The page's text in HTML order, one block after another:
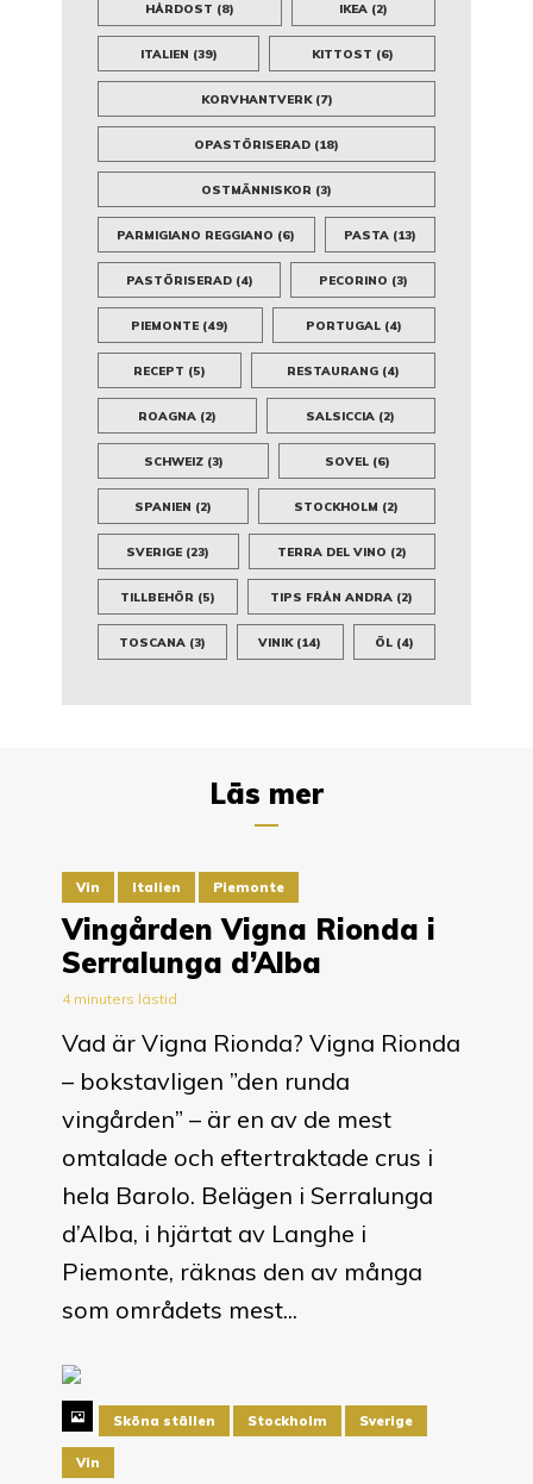
HÅRDOST (8) IKEA (2)
ITALIEN (39) KITTOST (6)
KORVHANTVERK(7)
OPASTÖRISERAD (18)
OSTMÄNNISKOR (3)
PARMIGIANO REGGIANO (6) PASTA(13)
PASTÖRISERAD(4) PECORINO (3)
PIEMONTE (49) PORTUGAL(4)
RECEPT (5) RESTAURANG (4)
ROAGNA(2) SALSICCIA (2)
SCHWEIZ(3) SOVEL(6)
SPANIEN (2) STOCKHOLM (2)
SVERIGE (23) TERRA DEL VINO (2)
TILLBEHÖR (5) TIPS FRÅN ANDRA (2)
TOSCANA (3) VINIK(14) ÖL(4)
Läs mer
Vin Italien Piemonte
Vingården Vigna Rionda i
Serralunga d’Alba
4 minuters lästid
Vad är Vigna Rionda? Vigna Rionda
– bokstavligen ”den runda
vingården” – är en av de mest
omtalade och eftertraktade crus i
hela Barolo. Belägen i Serralunga
d’Alba, i hjärtat av Langhe i
Piemonte, räknas den av många
som områdets mest...
Sköna ställen Stockholm Sverige
Vin